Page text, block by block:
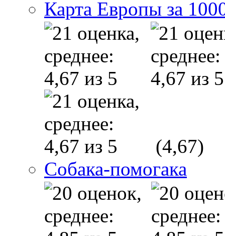
Карта Европы за
(4,67)
Собака-помогака